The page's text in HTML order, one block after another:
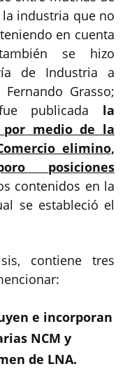
industria que no
en cuenta
se hizo
de Industria a
Grasso;
publicada la
por medio de la
elimino,
posiciones
contenidos en la
se estableció el
contiene tres
e incorporan
NCM y
de LNA.